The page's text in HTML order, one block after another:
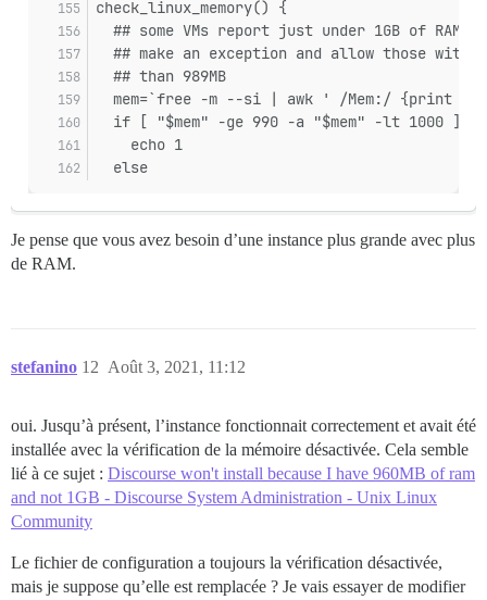
check_linux_memory() {
## some VMs report just under 1GB of RAM,
## make an exception and allow those with
  ## than 989MB
mem=`free -m --si | awk ' /Mem:/ {print
if [ "$mem" -ge 990 -a "$mem" -lt 1000 ];
    echo 1
  else
Je pense que vous avez besoin d’une instance plus grande avec plus
de RAM.
stefanino Août 3, 2021, 11:12
12
oui. Jusqu’à présent, l’instance fonctionnait correctement et avait été
installée avec la vérification de la mémoire désactivée. Cela semble
lié à ce sujet : Discourse won't install because I have 960MB of ram
and not 1GB - Discourse System Administration - Unix Linux
Community
Le fichier de configuration a toujours la vérification désactivée,
mais je suppose qu’elle est remplacée ? Je vais essayer de modifier